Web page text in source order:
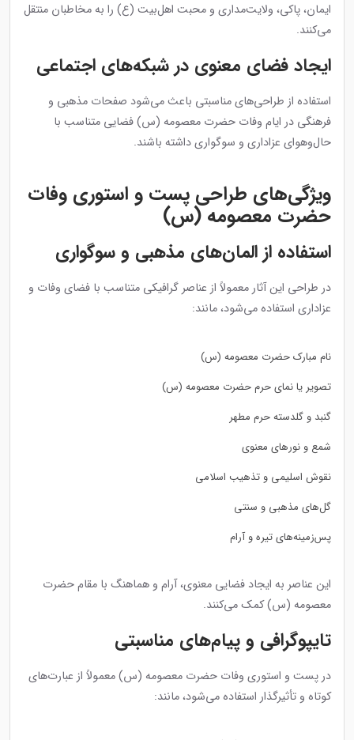
ایمان، پاکی، ولایت‌مداری و محبت اهل‌بیت (ع) را به مخاطبان منتقل
می‌کنند.
ایجاد فضای معنوی در شبکه‌های اجتماعی
استفاده از طراحی‌های مناسبتی باعث می‌شود صفحات مذهبی و
فرهنگی در ایام وفات حضرت معصومه (س) فضایی متناسب با
حال‌وهوای عزاداری و سوگواری داشته باشند.
ویژگی‌های طراحی پست و استوری وفات
حضرت معصومه (س)
استفاده از المان‌های مذهبی و سوگواری
در طراحی این آثار معمولاً از عناصر گرافیکی متناسب با فضای وفات و
عزاداری استفاده می‌شود، مانند:
نام مبارک حضرت معصومه (س)
تصویر یا نمای حرم حضرت معصومه (س)
گنبد و گلدسته حرم مطهر
شمع و نورهای معنوی
نقوش اسلیمی و تذهیب اسلامی
گل‌های مذهبی و سنتی
پس‌زمینه‌های تیره و آرام
این عناصر به ایجاد فضایی معنوی، آرام و هماهنگ با مقام حضرت
معصومه (س) کمک می‌کنند.
تایپوگرافی و پیام‌های مناسبتی
در پست و استوری وفات حضرت معصومه (س) معمولاً از عبارت‌های
کوتاه و تأثیرگذار استفاده می‌شود، مانند: